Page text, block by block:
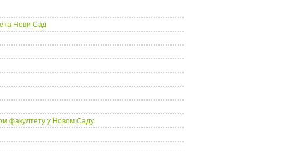
Нови Сад
факултету у Новом Саду